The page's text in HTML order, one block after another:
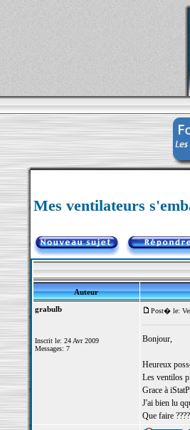
Mes ventilateurs
Auteur
grabulb
Inscrit le: 24 Avr 2009
Messages: 7
Post� le:
Bonjour,
Heureux
Les ventilos
Grace à
J'ai bien lu
Que faire